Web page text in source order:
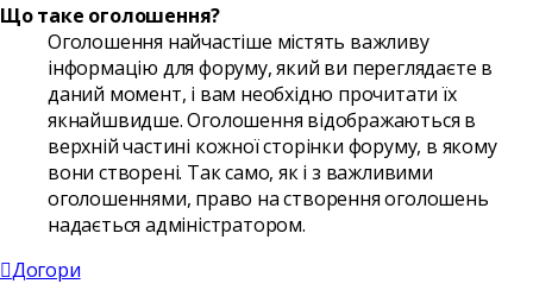
Що таке оголошення?
Оголошення найчастіше містять важливу
інформацію для форуму, який ви переглядаєте в
даний момент, і вам необхідно прочитати їх
якнайшвидше. Оголошення відображаються в
верхній частині кожної сторінки форуму, в якому
вони створені. Так само, як і з важливими
оголошеннями, право на створення оголошень
надається адміністратором.
Догори